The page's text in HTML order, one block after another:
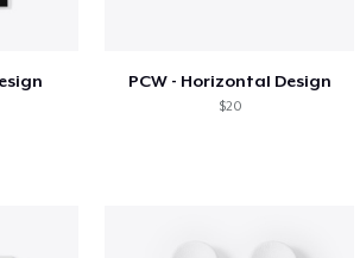
PCW - Horizontal Design
$20